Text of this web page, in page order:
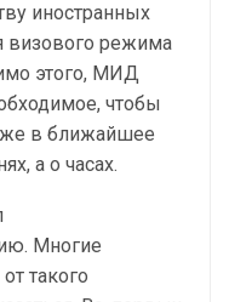
иностранных
визового режима
этого, МИД
чтобы
в ближайшее
а о часах.
Многие
такого